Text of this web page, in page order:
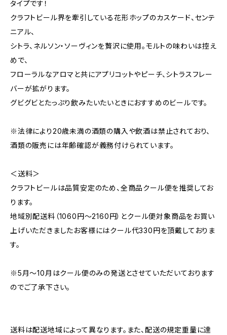
タイプです！
クラフトビール界を牽引している花形ホップのカスケード、センテ
ニアル、
シトラ、ネルソン・ソーヴィンを贅沢に使用。モルトの味わいは控え
めで、
フローラルなアロマと共にアプリコットやピーチ、シトラスフレー
バーが拡がります。
グビグビとたっぷり飲みたいたいときにおすすめのビールです。
※法律により20歳未満の酒類の購入や飲酒は禁止されており、
酒類の販売には年齢確認が義務付けられています。
＜送料＞
クラフトビールは品質安定のため、全商品クール便を推奨してお
ります。
地域別配送料（1060円～2160円）とクール便対象商品をお買い
上げいただきましたお客様にはクール代330円を頂戴しておりま
す。
※5月～10月はクール便のみの発送とさせていただいております
のでご了承下さい。
送料は配送地域によって異なります。また、配送の規定重量に達